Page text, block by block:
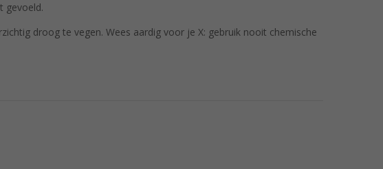
gevoeld.
droog te vegen. Wees aardig voor je X: gebruik nooit chemische